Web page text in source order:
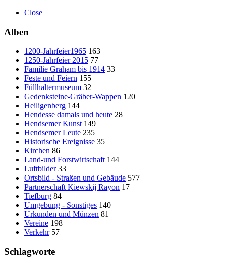
Close
Alben
1200-Jahrfeier1965 163
1250-Jahrfeier 2015 77
Familie Graham bis 1914 33
Feste und Feiern 155
Füllhaltermuseum 32
Gedenksteine-Gräber-Wappen 120
Heiligenberg 144
Hendesse damals und heute 28
Hendsemer Kunst 149
Hendsemer Leute 235
Historische Ereignisse 35
Kirchen 86
Land-und Forstwirtschaft 144
Luftbilder 33
Ortsbild - Straßen und Gebäude 577
Partnerschaft Kiewskij Rayon 17
Tiefburg 84
Umgebung - Sonstiges 140
Urkunden und Münzen 81
Vereine 198
Verkehr 57
Schlagworte